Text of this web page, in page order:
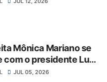
Mônica Mariano se
com o presidente Lula
do Norte e
JUL 05, 2026